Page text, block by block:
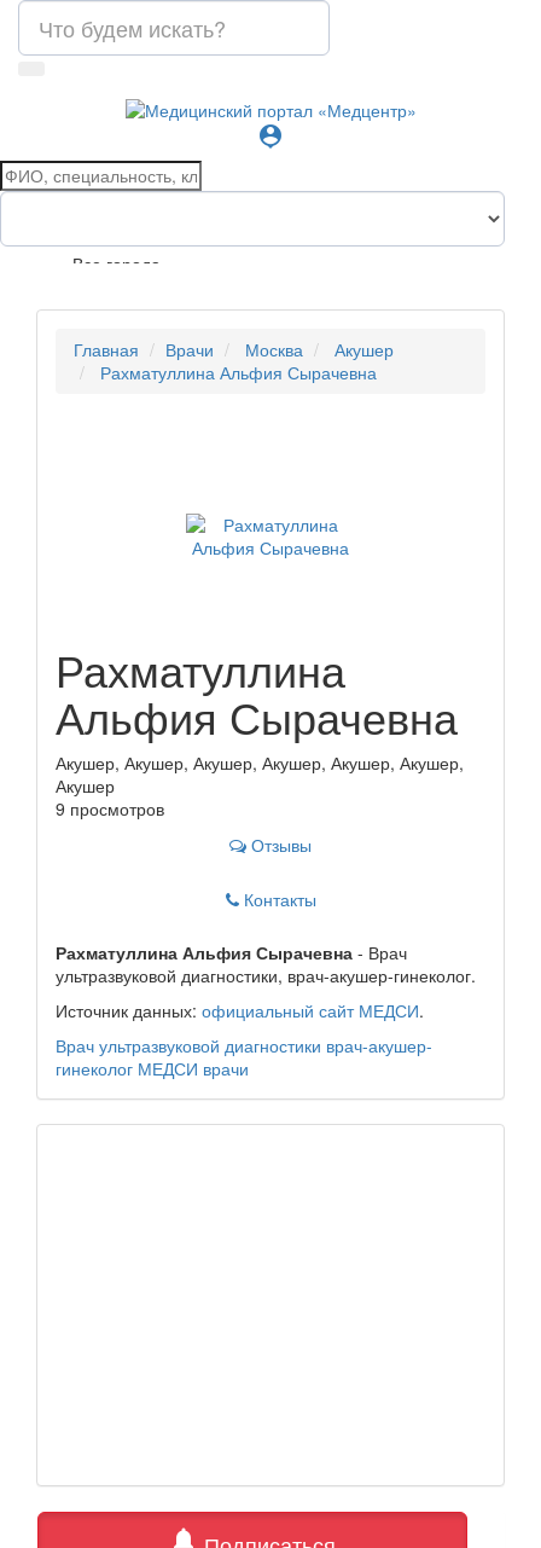
person_pin
Все города
Главная Врачи Москва
Акушер
Рахматуллина Альфия Сырачевна
Рахматуллина
Альфия Сырачевна
Акушер, Акушер, Акушер, Акушер, Акушер, Акушер,
Акушер
9 просмотров
Отзывы
Контакты
Рахматуллина Альфия Сырачевна - Врач
ультразвуковой диагностики, врач-акушер-гинеколог.
Источник данных: официальный сайт МЕДСИ.
Врач ультразвуковой диагностики врач-акушер-
гинеколог МЕДСИ врачи
notifications